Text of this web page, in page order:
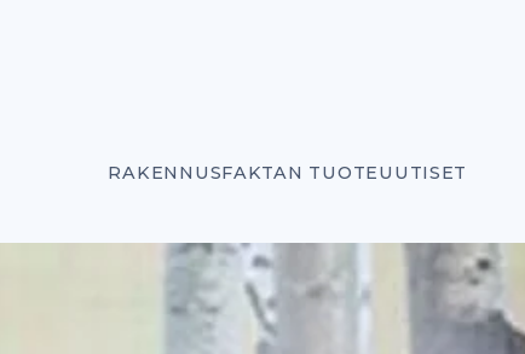
RAKENNUSFAKTAN TUOTEUUTISET